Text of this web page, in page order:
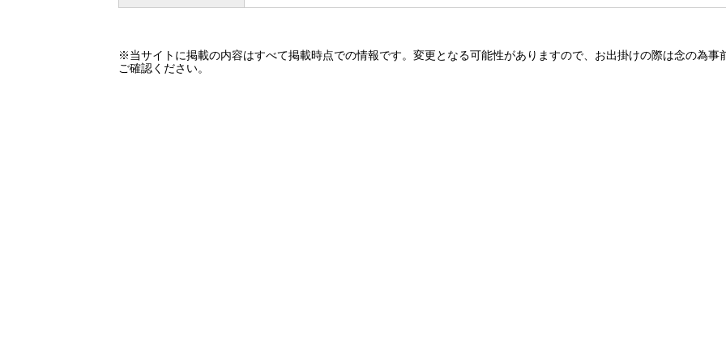
※当サイトに掲載の内容はすべて掲載時点での情報です。変更となる可能性がありますので、お出掛けの際は念の為事
ご確認ください。